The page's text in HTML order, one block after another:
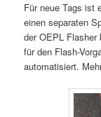
Für neue Tags ist
einen separaten
der OEPL Flasher
für den Flash-
automatisiert.